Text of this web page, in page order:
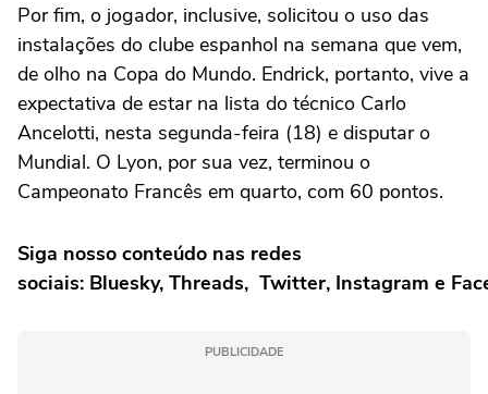
Por fim, o jogador, inclusive, solicitou o uso das
instalações do clube espanhol na semana que vem,
de olho na Copa do Mundo. Endrick, portanto, vive a
expectativa de estar na lista do técnico Carlo
Ancelotti, nesta segunda-feira (18) e disputar o
Mundial. O Lyon, por sua vez, terminou o
Campeonato Francês em quarto, com 60 pontos.
Siga nosso conteúdo nas redes
sociais: Bluesky, Threads, Twitter, Instagram e
PUBLICIDADE